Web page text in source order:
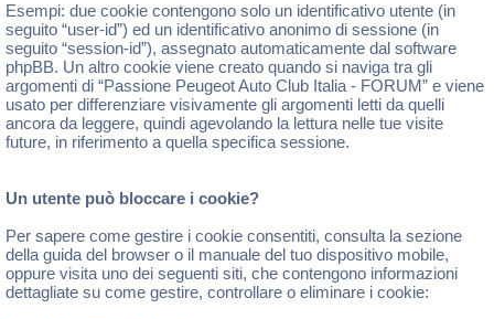
Esempi: due cookie contengono solo un identificativo utente (in
seguito “user-id”) ed un identificativo anonimo di sessione (in
seguito “session-id”), assegnato automaticamente dal software
phpBB. Un altro cookie viene creato quando si naviga tra gli
argomenti di “Passione Peugeot Auto Club Italia - FORUM” e viene
usato per differenziare visivamente gli argomenti letti da quelli
ancora da leggere, quindi agevolando la lettura nelle tue visite
future, in riferimento a quella specifica sessione.
Un utente può bloccare i cookie?
Per sapere come gestire i cookie consentiti, consulta la sezione
della guida del browser o il manuale del tuo dispositivo mobile,
oppure visita uno dei seguenti siti, che contengono informazioni
dettagliate su come gestire, controllare o eliminare i cookie: